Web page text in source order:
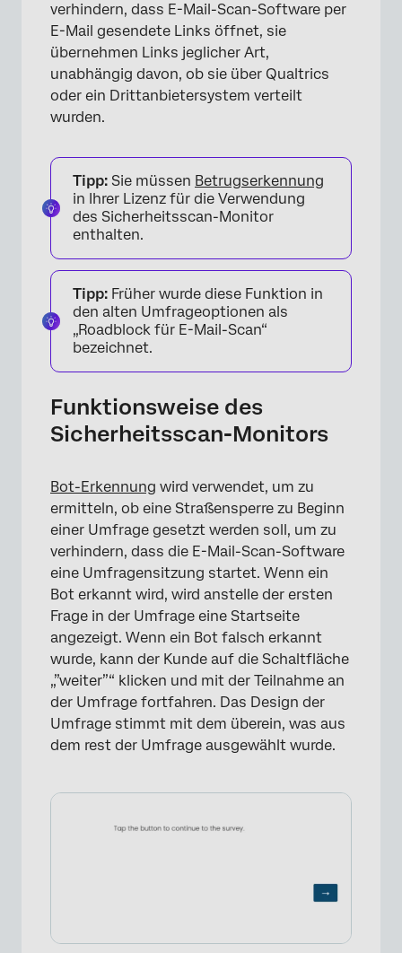
verhindern, dass E-Mail-Scan-Software per
E-Mail gesendete Links öffnet, sie
übernehmen Links jeglicher Art,
unabhängig davon, ob sie über Qualtrics
oder ein Drittanbietersystem verteilt
wurden.
Tipp: Sie müssen Betrugserkennung
in Ihrer Lizenz für die Verwendung
des Sicherheitsscan-Monitor
enthalten.
Tipp: Früher wurde diese Funktion in
den alten Umfrageoptionen als
„Roadblock für E-Mail-Scan“
bezeichnet.
Funktionsweise des
Sicherheitsscan-Monitors
Bot-Erkennung wird verwendet, um zu
ermitteln, ob eine Straßensperre zu Beginn
einer Umfrage gesetzt werden soll, um zu
verhindern, dass die E-Mail-Scan-Software
eine Umfragensitzung startet. Wenn ein
Bot erkannt wird, wird anstelle der ersten
Frage in der Umfrage eine Startseite
angezeigt. Wenn ein Bot falsch erkannt
wurde, kann der Kunde auf die Schaltfläche
„”weiter”“ klicken und mit der Teilnahme an
der Umfrage fortfahren. Das Design der
Umfrage stimmt mit dem überein, was aus
dem rest der Umfrage ausgewählt wurde.